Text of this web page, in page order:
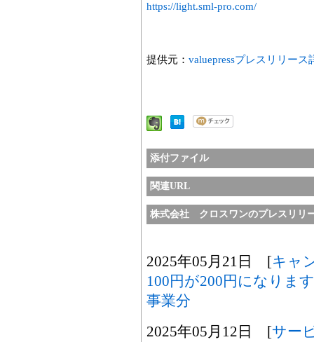
https://light.sml-pro.com/
提供元： valuepressプレスリリース
添付ファイル
関連URL
株式会社 クロスワンのプレスリリ
2025年05月21日 [キャ
100円が200円になりま
事業分
2025年05月12日 [サー